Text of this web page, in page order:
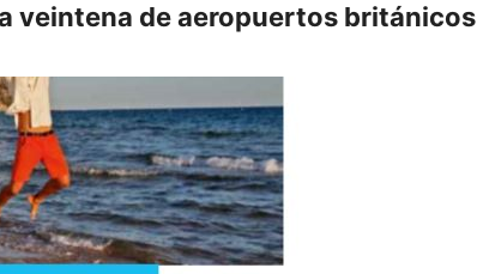
veintena de aeropuertos británicos